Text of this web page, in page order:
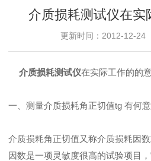
介质损耗测试仪在实
更新时间：2012-12-24
介质损耗测试仪在实际工作的的
一、测量介质损耗角正切值tg 有何意
介质损耗角正切值又称介质损耗因
因数是一项灵敏度很高的试验项目